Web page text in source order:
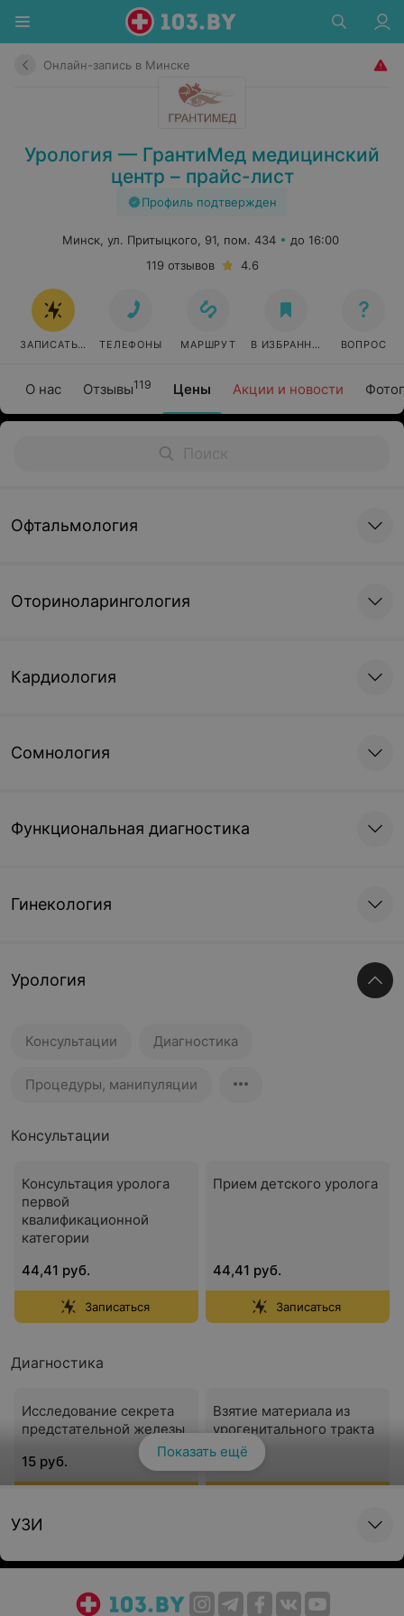
Онлайн-запись в Минске
Урология — ГрантиМед медицинский
центр – прайс-лист
Профиль подтвержден
О нас Отзывы119 Цены Акции и новости
Минск, ул. Притыцкого, 91, пом. 434
до 16:00
119 отзывов
4.6
ЗАПИСАТЬСЯ ОНЛАЙН
ТЕЛЕФОНЫ МАРШРУТ В ИЗБРАННОЕ ВОПРОС
Офтальмология
Оториноларингология
Кардиология
Сомнология
Функциональная диагностика
Гинекология
Урология
Консультации Диагностика
Процедуры, манипуляции
Консультации
Консультация уролога
первой
квалификационной
категории
44,41 руб.
Записаться
Прием детского уролога
44,41 руб.
Записаться
Диагностика
Исследование секрета
предстательной железы
15 руб.
Взятие материала из
урогенитального тракта
9 руб.
простаты
15 руб.
Показать ещё
УЗИ